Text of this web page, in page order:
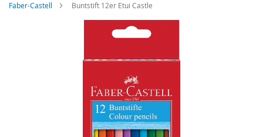
Faber-Castell
Buntstift 12er Etui Castle